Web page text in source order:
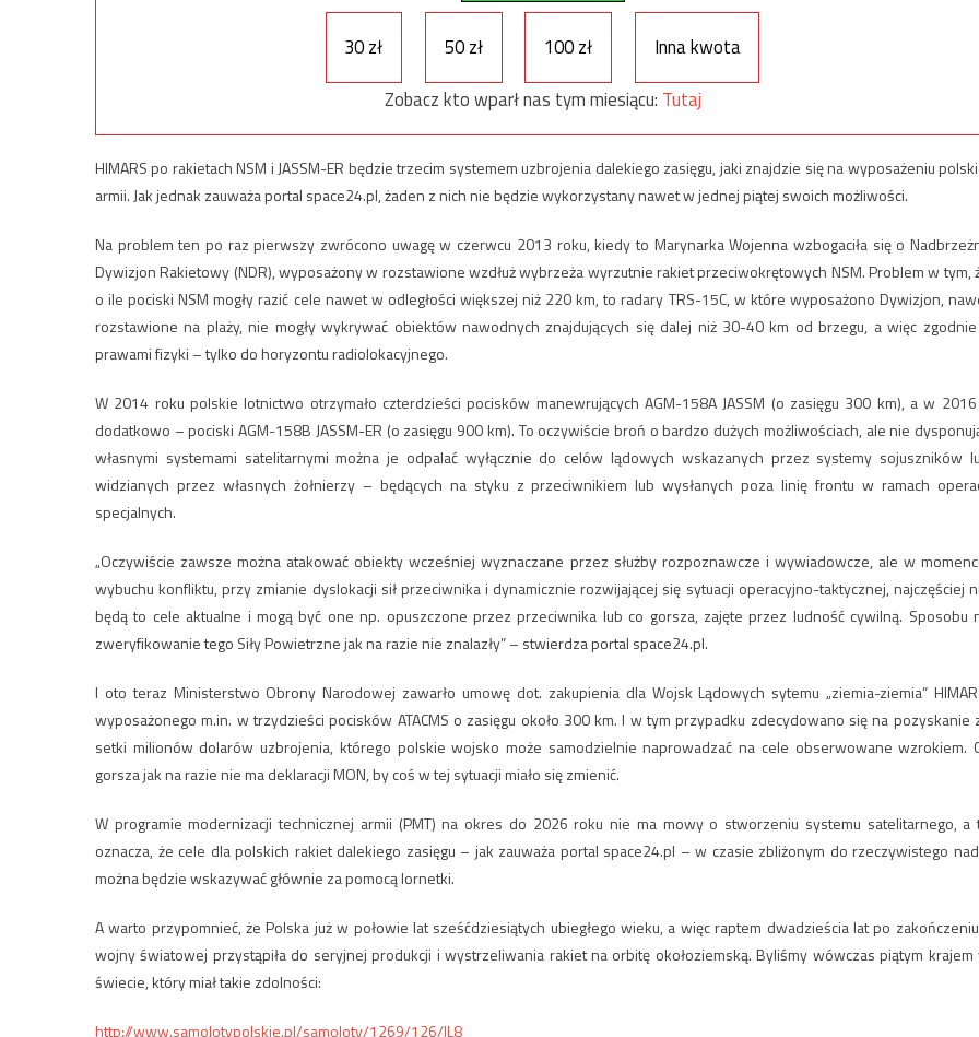
30 zł 50 zł 100 zł
Inna kwota
Zobacz kto wparł nas tym miesiącu: Tutaj
HIMARS po rakietach NSM i JASSM-ER będzie trzecim systemem uzbrojenia dalekiego zasięgu, jaki znajdzie się na wyposażeniu
armii. Jak jednak zauważa portal space24.pl, żaden z nich nie będzie wykorzystany nawet w jednej piątej swoich możliwości.
Na problem ten po raz pierwszy zwrócono uwagę w czerwcu 2013 roku, kiedy to Marynarka Wojenna wzbogaciła się o
Dywizjon Rakietowy (NDR), wyposażony w rozstawione wzdłuż wybrzeża wyrzutnie rakiet przeciwokrętowych NSM. Problem w tym,
o ile pociski NSM mogły razić cele nawet w odległości większej niż 220 km, to radary TRS-15C, w które wyposażono Dywizjon,
rozstawione na plaży, nie mogły wykrywać obiektów nawodnych znajdujących się dalej niż 30-40 km od brzegu, a więc
prawami fizyki – tylko do horyzontu radiolokacyjnego.
W 2014 roku polskie lotnictwo otrzymało czterdzieści pocisków manewrujących AGM-158A JASSM (o zasięgu 300 km), a w
dodatkowo – pociski AGM-158B JASSM-ER (o zasięgu 900 km). To oczywiście broń o bardzo dużych możliwościach, ale nie
własnymi systemami satelitarnymi można je odpalać wyłącznie do celów lądowych wskazanych przez systemy sojuszników
widzianych przez własnych żołnierzy – będących na styku z przeciwnikiem lub wysłanych poza linię frontu w ramach
specjalnych.
„Oczywiście zawsze można atakować obiekty wcześniej wyznaczane przez służby rozpoznawcze i wywiadowcze, ale w
wybuchu konfliktu, przy zmianie dyslokacji sił przeciwnika i dynamicznie rozwijającej się sytuacji operacyjno-taktycznej, najczęściej
będą to cele aktualne i mogą być one np. opuszczone przez przeciwnika lub co gorsza, zajęte przez ludność cywilną. Sposobu
zweryfikowanie tego Siły Powietrzne jak na razie nie znalazły” – stwierdza portal space24.pl.
I oto teraz Ministerstwo Obrony Narodowej zawarło umowę dot. zakupienia dla Wojsk Lądowych sytemu „ziemia-ziemia”
wyposażonego m.in. w trzydzieści pocisków ATACMS o zasięgu około 300 km. I w tym przypadku zdecydowano się na pozyskanie
setki milionów dolarów uzbrojenia, którego polskie wojsko może samodzielnie naprowadzać na cele obserwowane wzrokiem.
gorsza jak na razie nie ma deklaracji MON, by coś w tej sytuacji miało się zmienić.
W programie modernizacji technicznej armii (PMT) na okres do 2026 roku nie ma mowy o stworzeniu systemu satelitarnego, a
oznacza, że cele dla polskich rakiet dalekiego zasięgu – jak zauważa portal space24.pl – w czasie zbliżonym do rzeczywistego
można będzie wskazywać głównie za pomocą lornetki.
A warto przypomnieć, że Polska już w połowie lat sześćdziesiątych ubiegłego wieku, a więc raptem dwadzieścia lat po
wojny światowej przystąpiła do seryjnej produkcji i wystrzeliwania rakiet na orbitę okołoziemską. Byliśmy wówczas piątym krajem
świecie, który miał takie zdolności:
http://www.samolotypolskie.pl/samoloty/1269/126/IL8